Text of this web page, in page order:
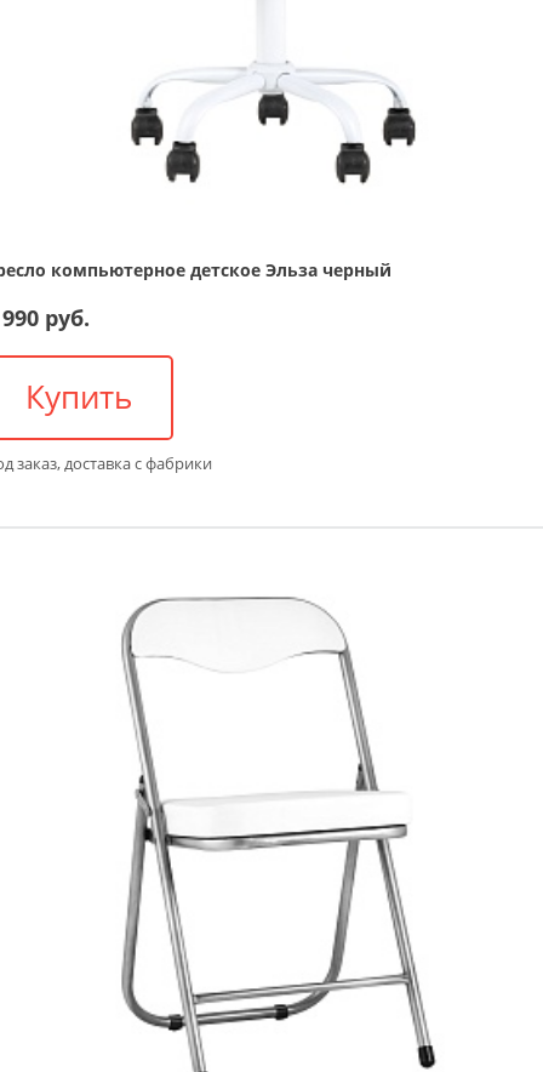
компьютерное детское Эльза черный
руб.
Купить
заказ, доставка с фабрики